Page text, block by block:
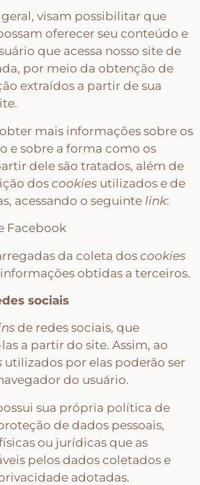
geral, visam possibilitar que
oferecer seu conteúdo e
que acessa nosso site de
por meio da obtenção de
extraídos a partir de sua
mais informações sobre os
e sobre a forma como os
dele são tratados, além de
dos cookies utilizados e de
acessando o seguinte link:
Facebook
da coleta dos cookies
obtidas a terceiros.
sociais
de redes sociais, que
a partir do site. Assim, ao
utilizados por elas poderão ser
do usuário.
sua própria política de
de dados pessoais,
ou jurídicas que as
pelos dados coletados e
adotadas.